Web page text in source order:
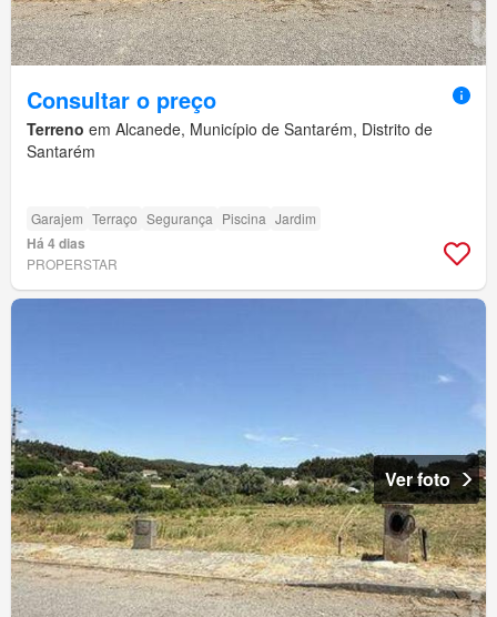
Consultar o preço
Terreno em Alcanede, Município de Santarém, Distrito de
Santarém
Garajem Terraço Segurança Piscina Jardim
Há 4 dias
PROPERSTAR
Ver foto